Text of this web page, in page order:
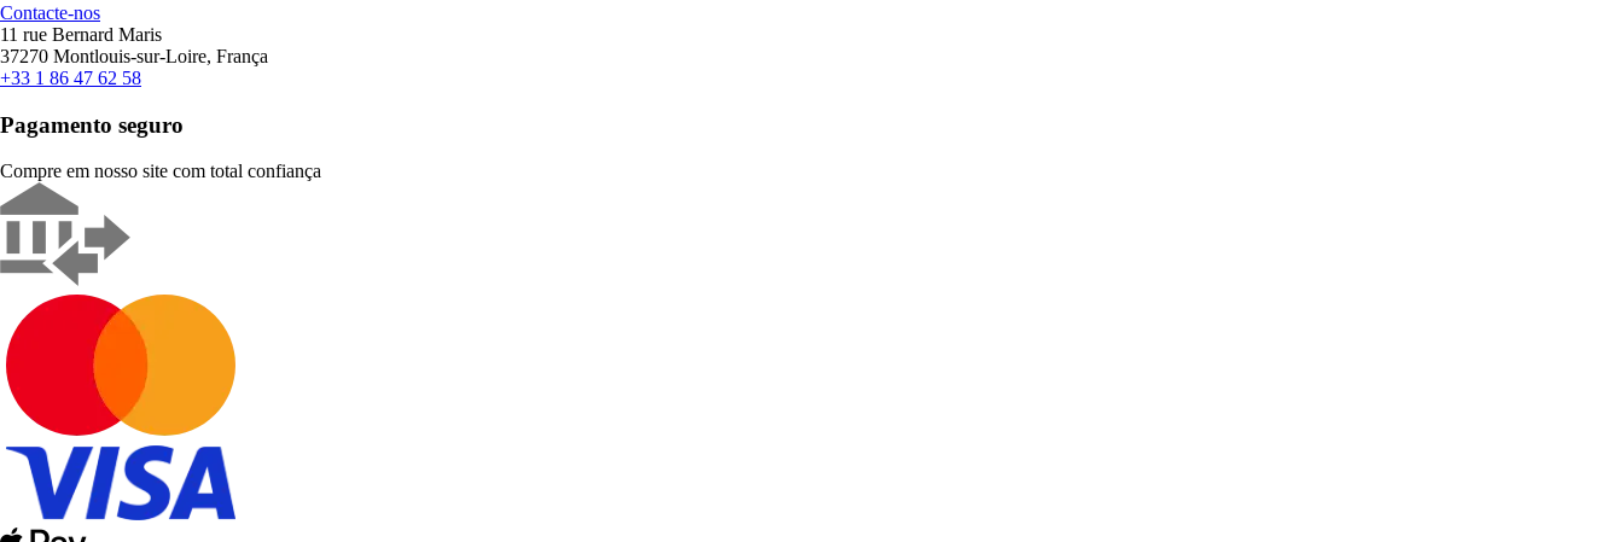
Contacte-nos
11 rue Bernard Maris
37270 Montlouis-sur-Loire, França
+33 1 86 47 62 58
Pagamento seguro
Compre em nosso site com total confiança